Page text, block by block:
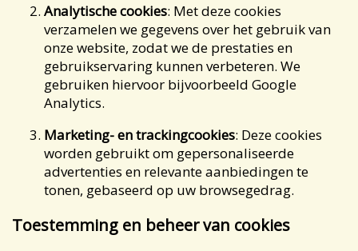
Analytische cookies: Met deze cookies
verzamelen we gegevens over het gebruik van
onze website, zodat we de prestaties en
gebruikservaring kunnen verbeteren. We
gebruiken hiervoor bijvoorbeeld Google
Analytics.
Marketing- en trackingcookies: Deze cookies
worden gebruikt om gepersonaliseerde
advertenties en relevante aanbiedingen te
tonen, gebaseerd op uw browsegedrag.
Toestemming en beheer van cookies